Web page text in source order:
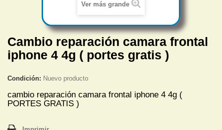
Ver más grande
Cambio reparación camara frontal
iphone 4 4g ( portes gratis )
Condición: Nuevo producto
cambio reparación camara frontal iphone 4 4g (
PORTES GRATIS )